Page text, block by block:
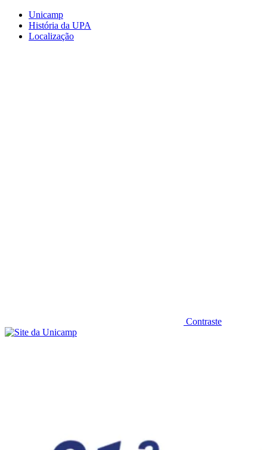
Conteúdo principal
Unicamp
História da UPA
Localização
Contraste